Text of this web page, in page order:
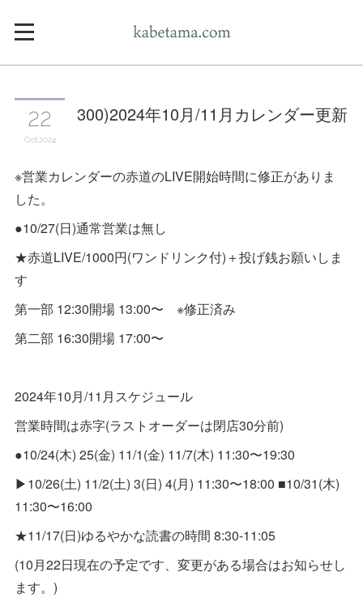
22
Oct 2024
300)2024年10月/11月カレンダー更新
※営業カレンダーの赤道のLIVE開始時間に修正がありま
した。
●10/27(日)通常営業は無し
★赤道LIVE/1000円(ワンドリンク付)＋投げ銭お願いしま
す
第一部 12:30開場 13:00〜 ※修正済み
第二部 16:30開場 17:00〜
2024年10月/11月スケジュール
営業時間は赤字(ラストオーダーは閉店30分前)
●10/24(木) 25(金) 11/1(金) 11/7(木) 11:30〜19:30
▶10/26(土) 11/2(土) 3(日) 4(月) 11:30〜18:00 ■10/31(木)
11:30〜16:00
★11/17(日)ゆるやかな読書の時間 8:30-11:05
(10月22日現在の予定です、変更がある場合はお知らせし
ます。)